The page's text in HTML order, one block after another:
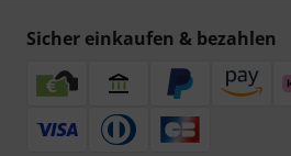
Sicher einkaufen & bezahlen